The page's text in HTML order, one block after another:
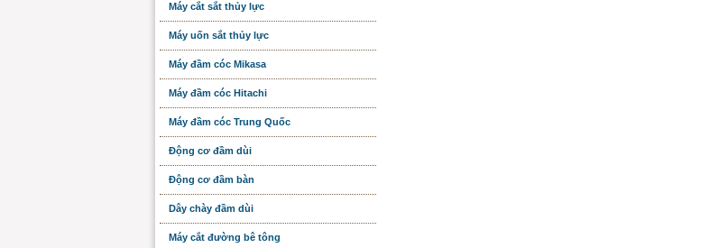
Máy cắt sắt thủy lực
Máy uốn sắt thủy lực
Máy đầm cóc Mikasa
Máy đầm cóc Hitachi
Máy đầm cóc Trung Quốc
Động cơ đầm dùi
Động cơ đầm bàn
Dây chày đầm dùi
Máy cắt đường bê tông